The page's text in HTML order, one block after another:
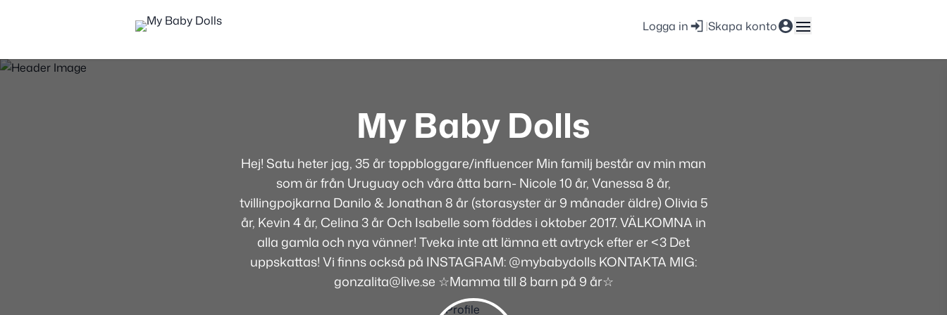
Logga in |Skapa konto
My Baby Dolls
Hej! Satu heter jag, 35 år toppbloggare/influencer Min familj består av min man
som är från Uruguay och våra åtta barn- Nicole 10 år, Vanessa 8 år,
tvillingpojkarna Danilo & Jonathan 8 år (storasyster är 9 månader äldre) Olivia 5
år, Kevin 4 år, Celina 3 år Och Isabelle som föddes i oktober 2017. VÄLKOMNA in
alla gamla och nya vänner! Tveka inte att lämna ett avtryck efter er <3 Det
uppskattas! Vi finns också på INSTAGRAM: @mybabydolls KONTAKTA MIG:
gonzalita@live.se ☆Mamma till 8 barn på 9 år☆